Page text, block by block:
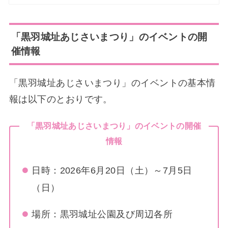
「黒羽城址あじさいまつり」のイベントの開
催情報
「黒羽城址あじさいまつり」のイベントの基本情
報は以下のとおりです。
「黒羽城址あじさいまつり」のイベントの開催
情報
日時：2026年6月20日（土）～7月5日
（日）
場所：黒羽城址公園及び周辺各所